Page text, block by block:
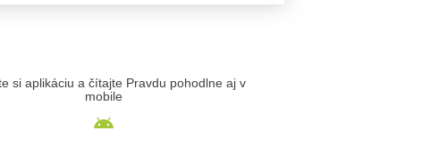
si aplikáciu a čítajte Pravdu pohodlne aj v
mobile